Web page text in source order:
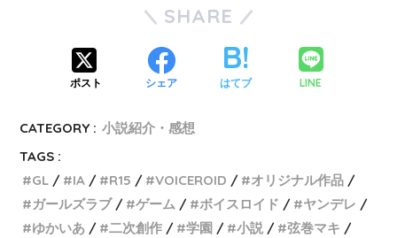
SHARE
ポスト シェア はてブ LINE
CATEGORY : 小説紹介・感想
TAGS :
GL
IA R15 VOICEROID
オリジナル作品
ガールズラブ
ゲーム ボイスロイド
ヤンデレ
ゆかいあ
二次創作 学園 小説
弦巻マキ